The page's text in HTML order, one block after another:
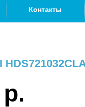
Контакты